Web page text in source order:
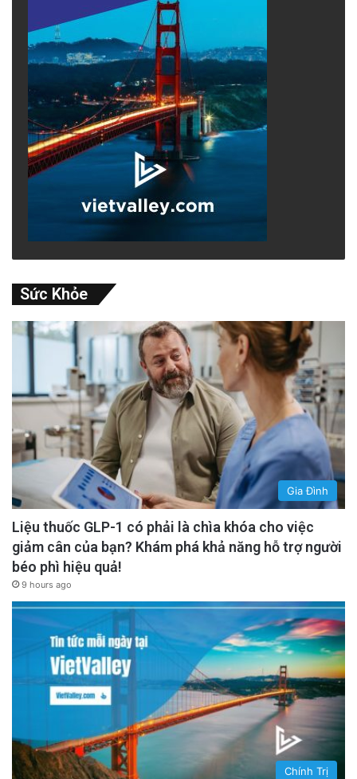
Sức Khỏe
Gia Đình
Liệu thuốc GLP-1 có phải là chìa khóa cho việc
giảm cân của bạn? Khám phá khả năng hỗ trợ người
béo phì hiệu quả!
9 hours ago
Chính Trị